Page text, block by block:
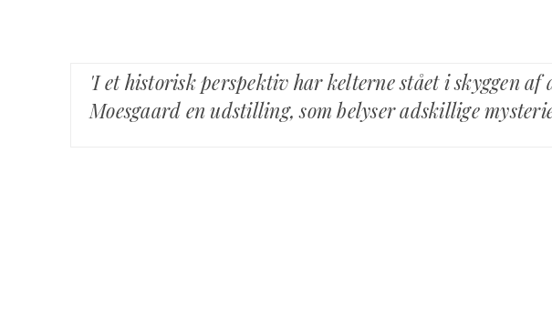
'I et historisk perspektiv har kelterne stået i skyggen
Moesgaard en udstilling, som belyser adskillige